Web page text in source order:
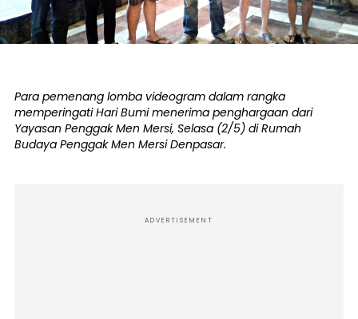
Para pemenang lomba videogram dalam rangka
memperingati Hari Bumi menerima penghargaan dari
Yayasan Penggak Men Mersi, Selasa (2/5) di Rumah
Budaya Penggak Men Mersi Denpasar.
ADVERTISEMENT